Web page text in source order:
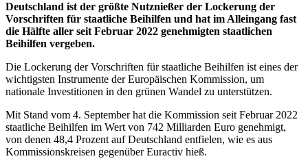
Deutschland ist der größte Nutznießer der Lockerung der
Vorschriften für staatliche Beihilfen und hat im Alleingang fast
die Hälfte aller seit Februar 2022 genehmigten staatlichen
Beihilfen vergeben.
Die Lockerung der Vorschriften für staatliche Beihilfen ist eines der
wichtigsten Instrumente der Europäischen Kommission, um
nationale Investitionen in den grünen Wandel zu unterstützen.
Mit Stand vom 4. September hat die Kommission seit Februar 2022
staatliche Beihilfen im Wert von 742 Milliarden Euro genehmigt,
von denen 48,4 Prozent auf Deutschland entfielen, wie es aus
Kommissionskreisen gegenüber Euractiv hieß.